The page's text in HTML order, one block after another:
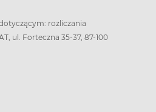
rozliczania
ul. Forteczna 35-37, 87-100